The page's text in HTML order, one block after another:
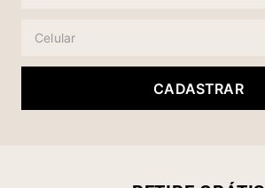
CADASTRAR